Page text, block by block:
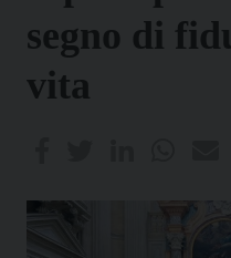
segno di
vita